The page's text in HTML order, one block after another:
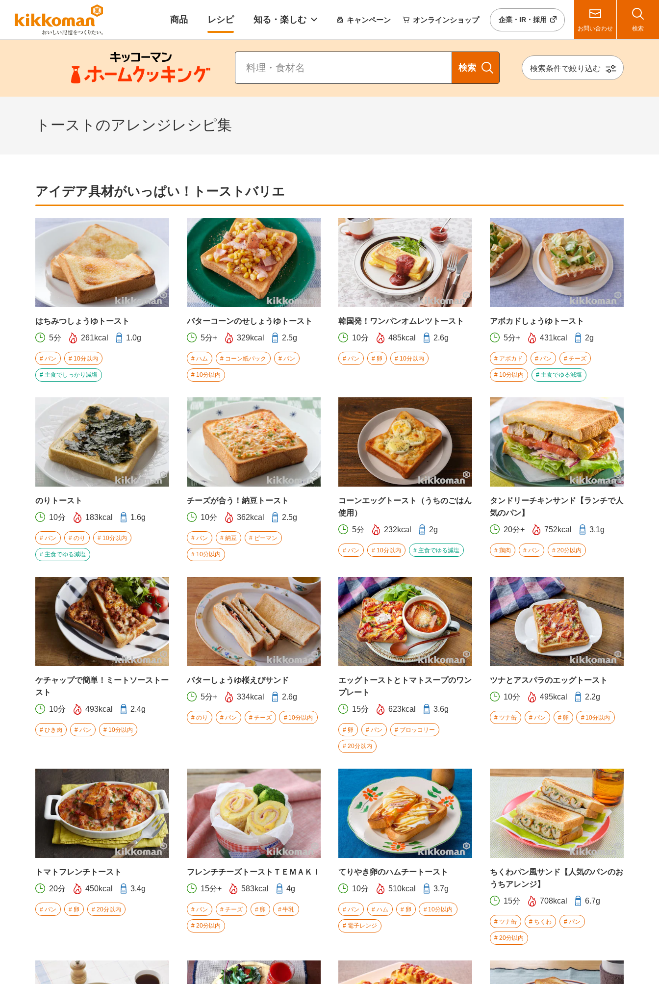
商品 レシピ 知る・楽しむ キャンペーン オンラインショップ 企業・IR・採用
お問い合わせ 検索
検索 検索条件で絞り込む
トーストのアレンジレシピ集
アイデア具材がいっぱい！トーストバリエ
はちみつしょうゆトースト
5分 261kcal 1.0g
パン 10分以内
主食でしっかり減塩
バターコーンのせしょうゆトースト
5分+ 329kcal 2.5g
ハム コーン紙パック パン
10分以内
韓国発！ワンパンオムレツトースト
10分 485kcal 2.6g
パン 卵 10分以内
アボカドしょうゆトースト
5分+ 431kcal 2g
アボカド パン チーズ
10分以内 主食でゆる減塩
のりトースト
10分 183kcal 1.6g
パン のり 10分以内
主食でゆる減塩
チーズが合う！納豆トースト
10分 362kcal 2.5g
パン 納豆 ピーマン
10分以内
コーンエッグトースト（うちのごはん
使用）
5分 232kcal 2g
パン 10分以内 主食でゆる減塩
タンドリーチキンサンド【ランチで人
気のパン】
20分+ 752kcal 3.1g
鶏肉 パン 20分以内
ケチャップで簡単！ミートソーストー
スト
10分 493kcal 2.4g
ひき肉 パン 10分以内
バターしょうゆ桜えびサンド
5分+ 334kcal 2.6g
のり パン チーズ 10分以内
エッグトーストとトマトスープのワン
プレート
15分 623kcal 3.6g
卵 パン ブロッコリー
20分以内
ツナとアスパラのエッグトースト
10分 495kcal 2.2g
ツナ缶 パン 卵 10分以内
トマトフレンチトースト
20分 450kcal 3.4g
パン 卵 20分以内
フレンチチーズトーストＴＥＭＡＫＩ
15分+ 583kcal 4g
パン チーズ 卵 牛乳
20分以内
てりやき卵のハムチートースト
10分 510kcal 3.7g
パン ハム 卵 10分以内
電子レンジ
ちくわパン風サンド【人気のパンのお
うちアレンジ】
15分 708kcal 6.7g
ツナ缶 ちくわ パン
20分以内